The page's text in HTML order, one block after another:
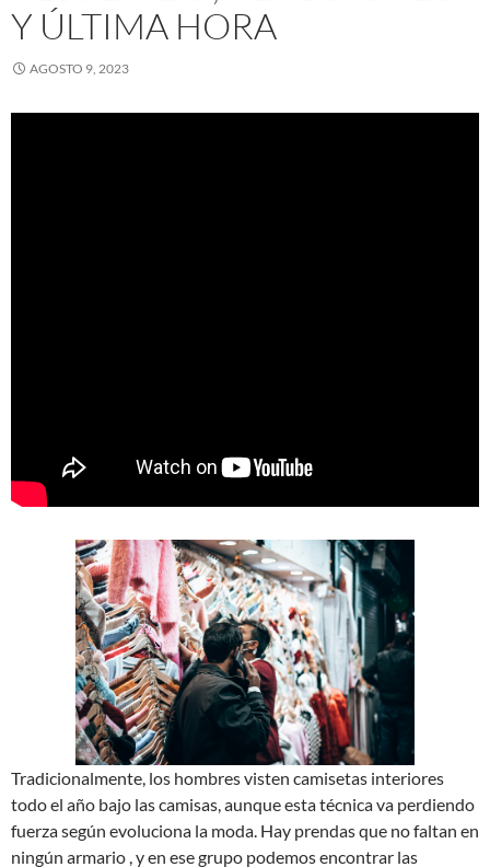
Y ÚLTIMA HORA
AGOSTO 9, 2023
Tradicionalmente, los hombres visten camisetas interiores
todo el año bajo las camisas, aunque esta técnica va perdiendo
fuerza según evoluciona la moda. Hay prendas que no faltan en
ningún armario , y en ese grupo podemos encontrar las